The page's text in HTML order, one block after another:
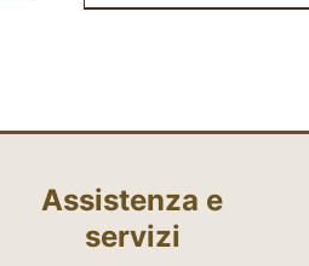
Assistenza e
servizi